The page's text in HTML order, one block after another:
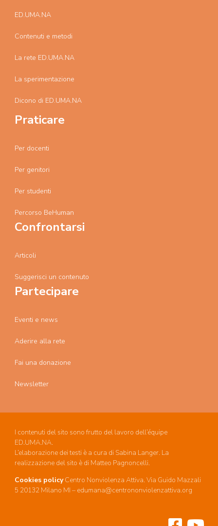
ED.UMA.NA
Contenuti e metodi
La rete ED.UMA.NA
La sperimentazione
Dicono di ED.UMA.NA
Praticare
Per docenti
Per genitori
Per studenti
Percorso BeHuman
Confrontarsi
Articoli
Suggerisci un contenuto
Partecipare
Eventi e news
Aderire alla rete
Fai una donazione
Newsletter
I contenuti del sito sono frutto del lavoro dell’équipe
ED.UMA.NA.
L’elaborazione dei testi è a cura di Sabina Langer. La
realizzazione del sito è di Matteo Pagnoncelli.
Cookies policyCentro Nonviolenza Attiva. Via Guido Mazzali
5 20132 Milano MI – edumana@centrononviolenzattiva.org